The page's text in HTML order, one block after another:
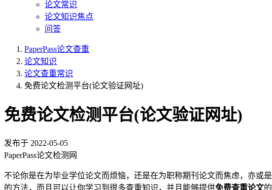
论文常识
论文知识焦点
问答
PaperPass论文查重
论文知识
论文查重常识
免费论文检测平台(论文验证网址)
免费论文检测平台(论文验证网址)
发布于 2022-05-05
PaperPass论文检测网
不论你是在为毕业学位论文而烦恼，还是在为职称期刊论文而焦虑，亦
的方法，而且可以让你学习到很多查重知识，并且能够提供免费查重论文